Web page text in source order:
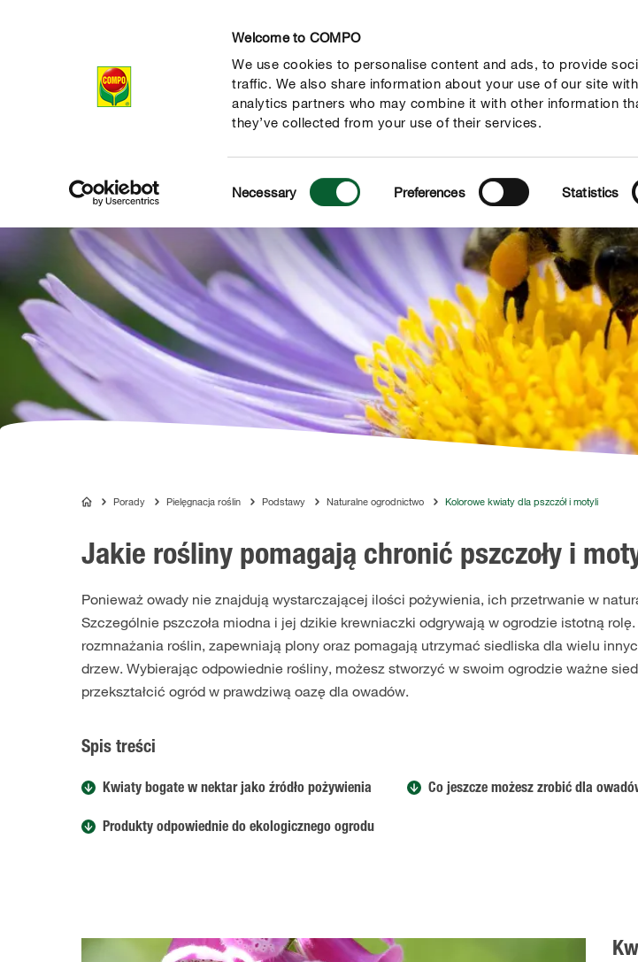
Welcome to COMPO
We use cookies to personalise content and ads, to provide
traffic. We also share information about your use of our site
analytics partners who may combine it with other information
they’ve collected from your use of their services.
Selection
Necessary Preferences Statistics
Produkty Porady Aktualne tematy
COMPOPorady Pielęgnacja roślin Podstawy Naturalne ogrodnictwo Kolorowe kwiaty dla pszczół i motyli
Jakie rośliny pomagają chronić pszczoły i
Ponieważ owady nie znajdują wystarczającej ilości pożywienia, ich przetrwanie w
Szczególnie pszczoła miodna i jej dzikie krewniaczki odgrywają w ogrodzie istotną
rozmnażania roślin, zapewniają plony oraz pomagają utrzymać siedliska dla wielu
drzew. Wybierając odpowiednie rośliny, możesz stworzyć w swoim ogrodzie ważne
przekształcić ogród w prawdziwą oazę dla owadów.
Spis treści
Kwiaty bogate w nektar jako źródło pożywienia Co jeszcze możesz zrobić dla
Produkty odpowiednie do ekologicznego ogrodu